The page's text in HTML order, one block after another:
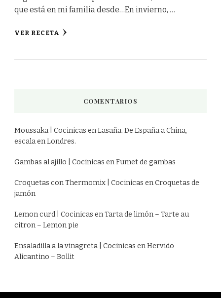
que está en mi familia desde…En invierno, …
VER RECETA
COMENTARIOS
Moussaka | Cocinicas enLasaña. De España a China,
escala en Londres.
Gambas al ajillo | Cocinicas enFumet de gambas
Croquetas con Thermomix | Cocinicas enCroquetas de
jamón
Lemon curd | Cocinicas enTarta de limón – Tarte au
citron – Lemon pie
Ensaladilla a la vinagreta | Cocinicas enHervido
Alicantino – Bollit